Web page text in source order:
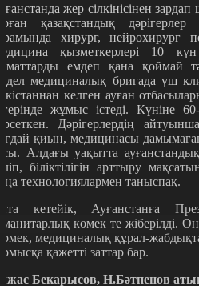
жер сілкінісінен
қазақстандық
хирург, нейрохирург
қызметкерлері 10
емдеп қана қоймай
медициналық бригада үш
келген ауған
жұмыс істеді. Күніне
Дәрігерлердің
қиын, медицинасы
Алдағы уақытта ауғанстандық
біліктілігін арттыру
технологиялармен таныспақ.
кетейік, Ауғанстанға
көмек те жіберілді.
медициналық құрал-
қажетті заттар бар.
Бекарысов, Н.Бәтпенов